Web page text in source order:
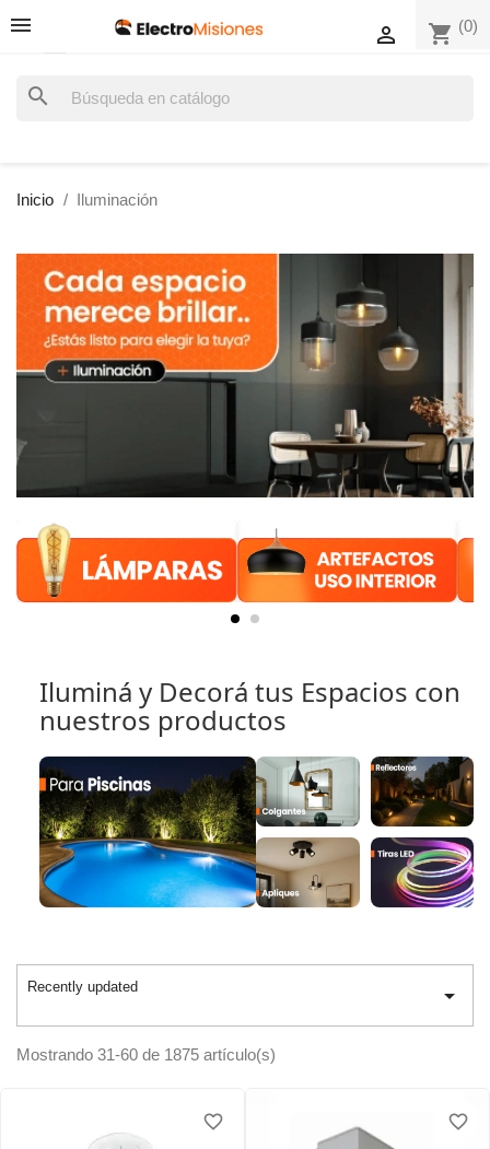
shopping_cart (0)

search
Inicio Iluminación
Iluminá y Decorá tus Espacios con
nuestros productos
Recently updated 
Mostrando 31-60 de 1875 artículo(s)
favorite_border
favorite_border
favorite_border favorite_border
favorite_border
favorite_border